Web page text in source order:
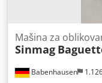
Babenhausen
Mašina za
Sinmag